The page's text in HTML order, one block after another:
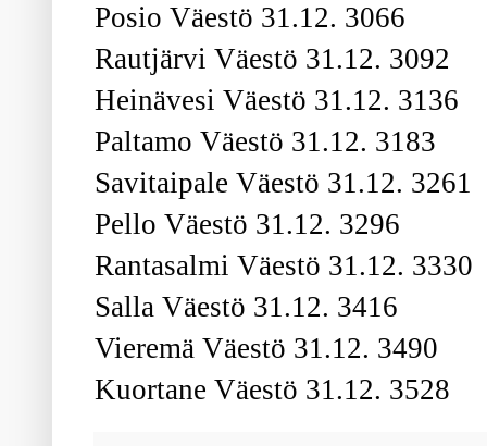
Posio Väestö 31.12. 3066
Rautjärvi Väestö 31.12. 3092
Heinävesi Väestö 31.12. 3136
Paltamo Väestö 31.12. 3183
Savitaipale Väestö 31.12. 3261
Pello Väestö 31.12. 3296
Rantasalmi Väestö 31.12. 3330
Salla Väestö 31.12. 3416
Vieremä Väestö 31.12. 3490
Kuortane Väestö 31.12. 3528